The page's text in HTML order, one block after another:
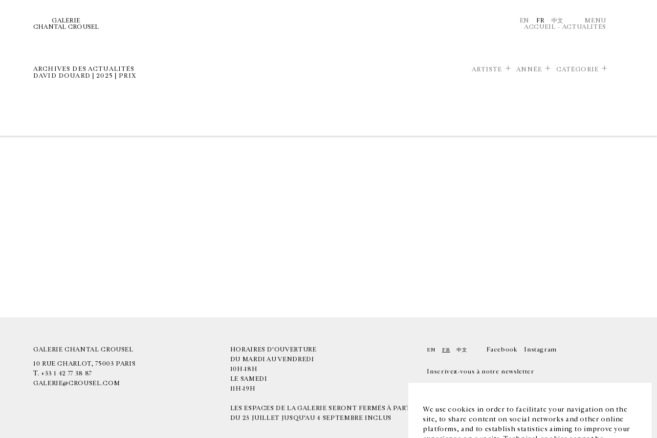
We use cookies in order to facilitate your navigation on the
site, to share content on social networks and other online
platforms, and to establish statistics aiming to improve your
GALERIE
CHANTAL CROUSEL
EN FR 中文
MENU
ACCUEIL – ACTUALITÉS
ARCHIVES DES ACTUALITÉS
DAVID DOUARD | 2025 | PRIX
ARTISTE ANNÉE CATÉGORIE
GALERIE CHANTAL CROUSEL
10 RUE CHARLOT, 75003 PARIS
T. +33 1 42 77 38 87
GALERIE@CROUSEL.COM
HORAIRES D'OUVERTURE
DU MARDI AU VENDREDI
10H-18H
LE SAMEDI
11H-19H
LES ESPACES DE LA GALERIE SERONT FERMÉS À PARTIR
DU 23 JUILLET JUSQU'AU 4 SEPTEMBRE INCLUS
EN FR 中文 Facebook Instagram
Inscrivez-vous à notre newsletter